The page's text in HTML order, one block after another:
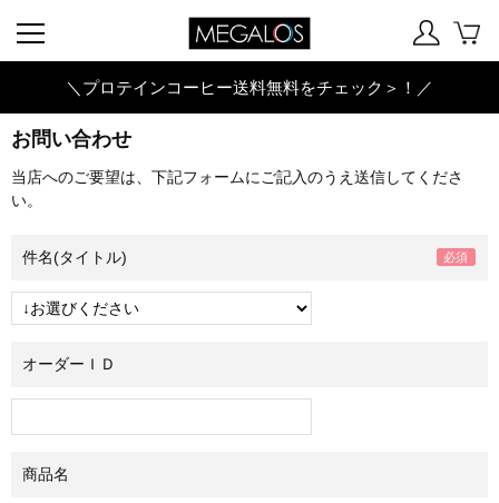
＼プロテインコーヒー送料無料をチェック＞！／
お問い合わせ
当店へのご要望は、下記フォームにご記入のうえ送信してくださ
い。
件名(タイトル)
オーダーＩＤ
商品名